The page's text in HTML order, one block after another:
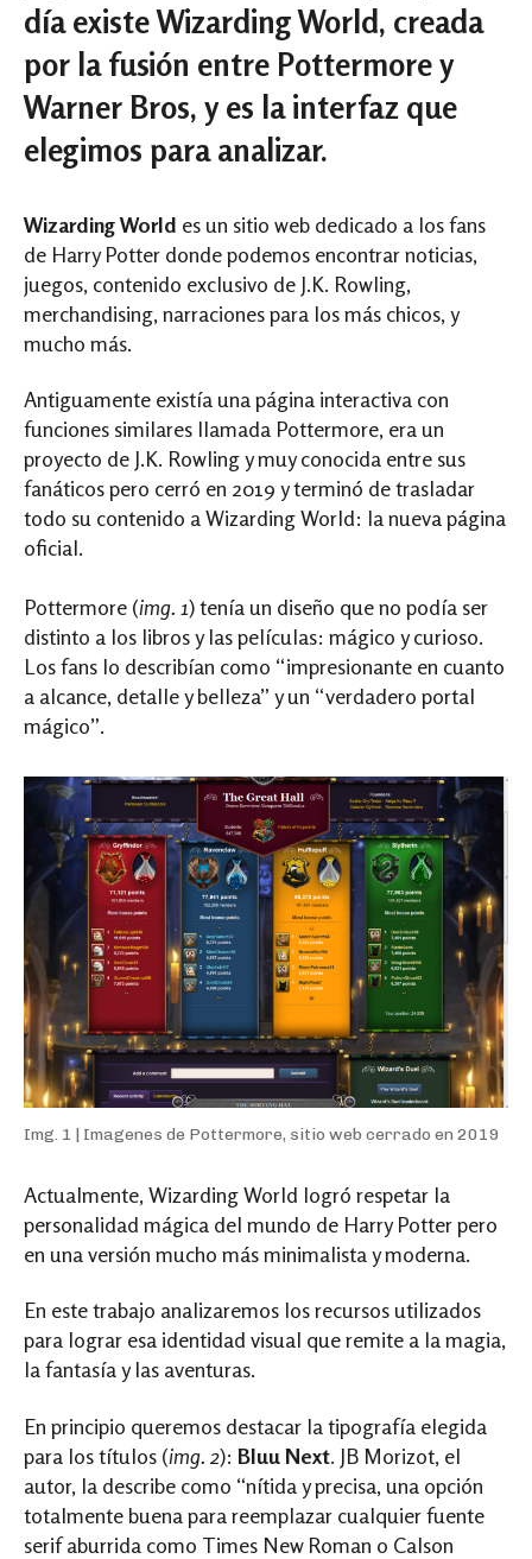
día existe Wizarding World, creada
por la fusión entre Pottermore y
Warner Bros, y es la interfaz que
elegimos para analizar.
Wizarding World es un sitio web dedicado a los fans
de Harry Potter donde podemos encontrar noticias,
juegos, contenido exclusivo de J.K. Rowling,
merchandising, narraciones para los más chicos, y
mucho más.
Antiguamente existía una página interactiva con
funciones similares llamada Pottermore, era un
proyecto de J.K. Rowling y muy conocida entre sus
fanáticos pero cerró en 2019 y terminó de trasladar
todo su contenido a Wizarding World: la nueva página
oficial.
Pottermore (img. 1) tenía un diseño que no podía ser
distinto a los libros y las películas: mágico y curioso.
Los fans lo describían como “impresionante en cuanto
a alcance, detalle y belleza” y un “verdadero portal
mágico”.
Img. 1 | Imagenes de Pottermore, sitio web cerrado en 2019
Actualmente, Wizarding World logró respetar la
personalidad mágica del mundo de Harry Potter pero
en una versión mucho más minimalista y moderna.
En este trabajo analizaremos los recursos utilizados
para lograr esa identidad visual que remite a la magia,
la fantasía y las aventuras.
En principio queremos destacar la tipografía elegida
para los títulos (img. 2): Bluu Next. JB Morizot, el
autor, la describe como “nítida y precisa, una opción
totalmente buena para reemplazar cualquier fuente
serif aburrida como Times New Roman o Calson